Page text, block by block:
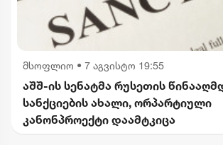
მსოფლიო • 7 აგვისტო 19:55
აშშ-ის სენატმა რუსეთის
სანქციების ახალი, ორპარტიული
კანონპროექტი დაამტკიცა